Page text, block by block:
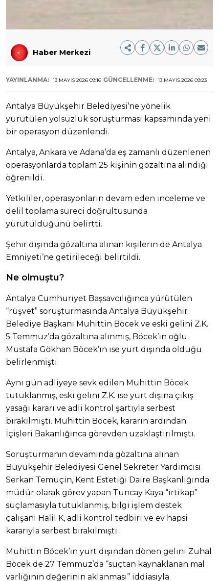
Haber Merkezi
YAYINLANMA: 13 MAYIS 2026 09:16 GÜNCELLENME: 13 MAYIS 2026 09:23
Antalya Büyükşehir Belediyesi’ne yönelik
yürütülen yolsuzluk soruşturması kapsamında yeni
bir operasyon düzenlendi.
Antalya, Ankara ve Adana’da eş zamanlı düzenlenen
operasyonlarda toplam 25 kişinin gözaltına alındığı
öğrenildi.
Yetkililer, operasyonların devam eden inceleme ve
delil toplama süreci doğrultusunda
yürütüldüğünü belirtti.
Şehir dışında gözaltına alınan kişilerin de Antalya
Emniyeti’ne getirileceği belirtildi.
Ne olmuştu?
Antalya Cumhuriyet Başsavcılığınca yürütülen
“rüşvet” soruşturmasında Antalya Büyükşehir
Belediye Başkanı Muhittin Böcek ve eski gelini Z.K.
5 Temmuz’da gözaltına alınmış, Böcek’in oğlu
Mustafa Gökhan Böcek’in ise yurt dışında olduğu
belirlenmişti.
Aynı gün adliyeye sevk edilen Muhittin Böcek
tutuklanmış, eski gelini Z.K. ise yurt dışına çıkış
yasağı kararı ve adli kontrol şartıyla serbest
bırakılmıştı. Muhittin Böcek, kararın ardından
İçişleri Bakanlığınca görevden uzaklaştırılmıştı.
Soruşturmanın devamında gözaltına alınan
Büyükşehir Belediyesi Genel Sekreter Yardımcısı
Serkan Temuçin, Kent Estetiği Daire Başkanlığında
müdür olarak görev yapan Tuncay Kaya “irtikap”
suçlamasıyla tutuklanmış, bilgi işlem destek
çalışanı Halil K, adli kontrol tedbiri ve ev hapsi
kararıyla serbest bırakılmıştı.
Muhittin Böcek’in yurt dışından dönen gelini Zuhal
Böcek de 27 Temmuz’da “suçtan kaynaklanan mal
varlığının değerinin aklanması” iddiasıyla